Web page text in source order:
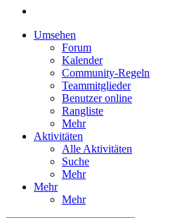
Umsehen
Forum
Kalender
Community-Regeln
Teammitglieder
Benutzer online
Rangliste
Mehr
Aktivitäten
Alle Aktivitäten
Suche
Mehr
Mehr
Mehr